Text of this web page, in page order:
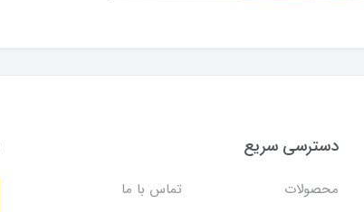
دسترسی سریع
محصولات تماس با ما